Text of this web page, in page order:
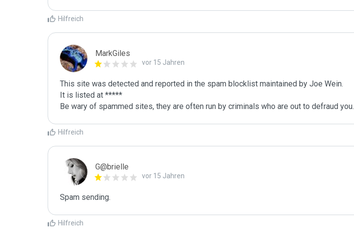
Hilfreich
MarkGiles
vor 15 Jahren
This site was detected and reported in the spam blocklist maintained by Joe Wein.
It is listed at *****
Be wary of spammed sites, they are often run by criminals who are out to defraud you.
Hilfreich
G@brielle
vor 15 Jahren
Spam sending.
Hilfreich